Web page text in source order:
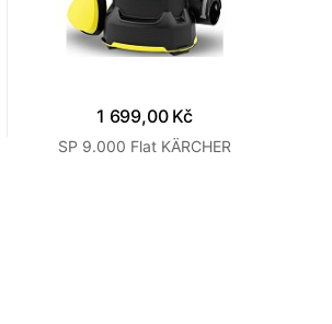
1 699,00 Kč
SP 9.000 Flat KÄRCHER